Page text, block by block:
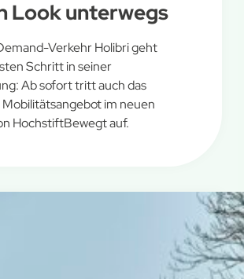
Look unterwegs
Verkehr Holibri geht
Schritt in seiner
Ab sofort tritt auch das
im neuen
HochstiftBewegt auf.